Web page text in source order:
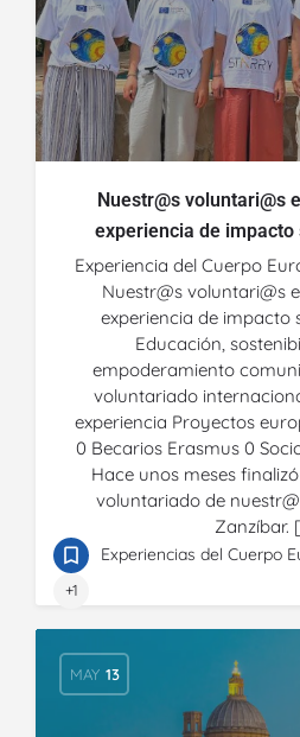
Nuestr@s voluntari@s
experiencia de impacto
Experiencia del Cuerpo
Nuestr@s voluntari@s
experiencia de impacto
Educación,
empoderamiento
voluntariado
experiencia Proyectos
0 Becarios Erasmus 0
Hace unos meses
voluntariado de
Zanzíbar.
Experiencias del Cuerpo
+1
MAY 13